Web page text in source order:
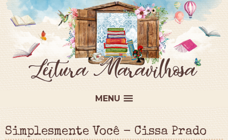
MENU
Simplesmente Você - Cissa Prado